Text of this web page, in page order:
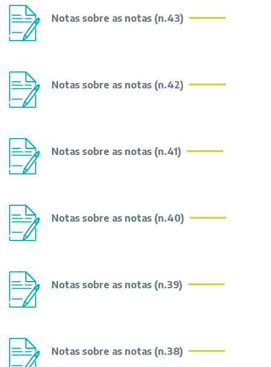
Notas sobre as notas (n.43)
Notas sobre as notas (n.42)
Notas sobre as notas (n.41)
Notas sobre as notas (n.40)
Notas sobre as notas (n.39)
Notas sobre as notas (n.38)